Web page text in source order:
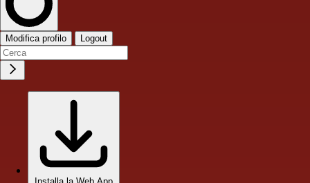
Modifica profilo Logout